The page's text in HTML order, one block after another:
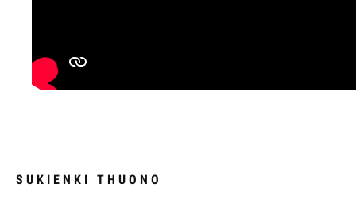
SUKIENKI THUONO